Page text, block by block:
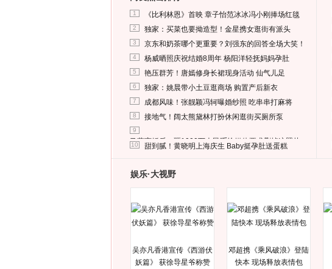
1 《比利林恩》首映 章子怡范冰冰冯小刚捧场红毯
2 独家：买菜也要拗造型！金星携女逛街有派头
3 京东和奶茶哪个更重要？刘强东的回答全场大笑！
4 杨威晒照庆祝结婚8周年 杨阳洋轻抚妈妈孕肚
5 艳压群芳！唐嫣修身长裙现身活动 仙气儿足
6 独家：姚晨带小土豆逛商场 购置产后新衣
7 成都风味！张靓颖冯轲曝婚纱照 吃串串打麻将
8 接地气！阔太熊黛林打扮休闲逛街买厕所泵
9
马蓉离婚后，砸1000万人民币给媒体要求删掉这照片
10 甜到腻！黄晓明上海庆生 Baby挺孕肚送蛋糕
娱乐·大视野
吴亦凡香港宣传《西游伏
妖篇》 获徐导星爷称赞
邓超携《乘风破浪》登陆
快本 现场释放表情包